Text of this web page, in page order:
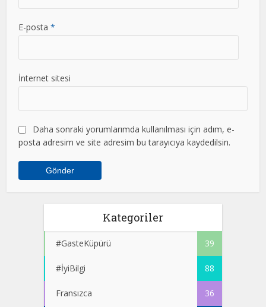
E-posta*
İnternet sitesi
Daha sonraki yorumlarımda kullanılması için adım, e-
posta adresim ve site adresim bu tarayıcıya kaydedilsin.
Kategoriler
#GasteKüpürü 39
#İyiBilgi 88
Fransızca 36